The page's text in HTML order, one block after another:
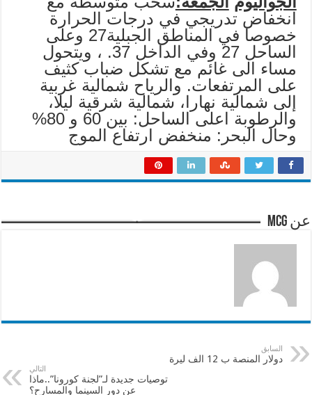
انخفاض تدريجي في درجات الحرارة
خصوصا في المناطق الجبلية27 وعلى
الساحل 27 وفي الداخل 37. ، ويتحول
مساء الى غائم مع تشكل ضباب كثيف
على المرتفعات. والرياح شمالية غربية
إلى شمالية نهارا، شمالية شرقية ليلا،
والرطوبة اعلى الساحل: بين 60 و 80%
وحال البحر: منخفض ارتفاع الموج
عن mcg
السابق
دولار المنصة ب 12 الف ليرة
التالي
توصيات جديدة لـ”لجنة كورونا”..ماذا
عن دور السينما والمسارح؟